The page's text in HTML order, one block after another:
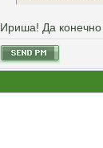
Ириша! Да конечно